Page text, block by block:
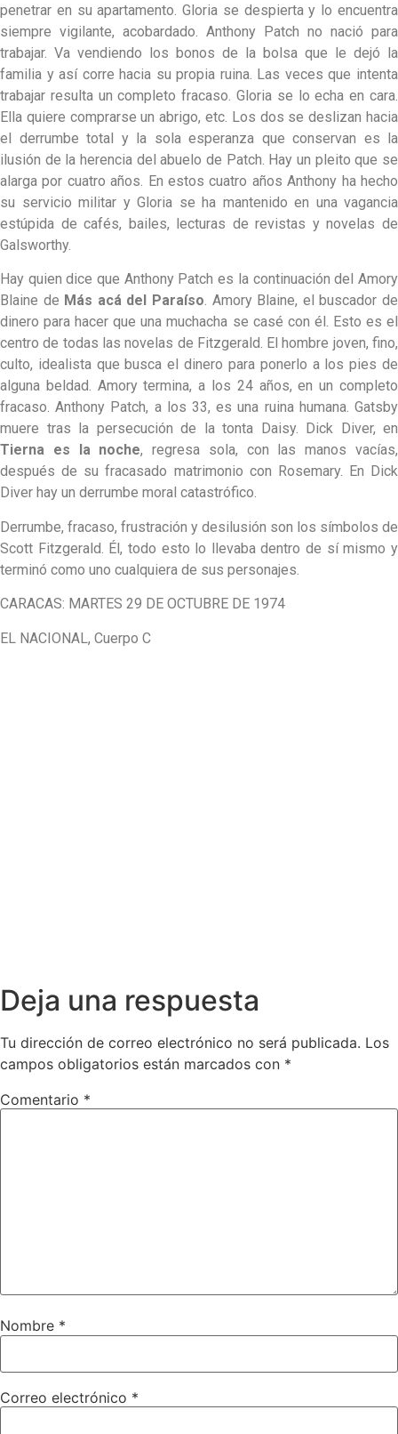
penetrar en su apartamento. Gloria se despierta y lo encuentra
siempre vigilante, acobardado. Anthony Patch no nació para
trabajar. Va vendiendo los bonos de la bolsa que le dejó la
familia y así corre hacia su propia ruina. Las veces que intenta
trabajar resulta un completo fracaso. Gloria se lo echa en cara.
Ella quiere comprarse un abrigo, etc. Los dos se deslizan hacia
el derrumbe total y la sola esperanza que conservan es la
ilusión de la herencia del abuelo de Patch. Hay un pleito que se
alarga por cuatro años. En estos cuatro años Anthony ha hecho
su servicio militar y Gloria se ha mantenido en una vagancia
estúpida de cafés, bailes, lecturas de revistas y novelas de
Galsworthy.
Hay quien dice que Anthony Patch es la continuación del Amory
Blaine de Más acá del Paraíso. Amory Blaine, el buscador de
dinero para hacer que una muchacha se casé con él. Esto es el
centro de todas las novelas de Fitzgerald. El hombre joven, fino,
culto, idealista que busca el dinero para ponerlo a los pies de
alguna beldad. Amory termina, a los 24 años, en un completo
fracaso. Anthony Patch, a los 33, es una ruina humana. Gatsby
muere tras la persecución de la tonta Daisy. Dick Diver, en
Tierna es la noche, regresa sola, con las manos vacías,
después de su fracasado matrimonio con Rosemary. En Dick
Diver hay un derrumbe moral catastrófico.
Derrumbe, fracaso, frustración y desilusión son los símbolos de
Scott Fitzgerald. Él, todo esto lo llevaba dentro de sí mismo y
terminó como uno cualquiera de sus personajes.
CARACAS: MARTES 29 DE OCTUBRE DE 1974
EL NACIONAL, Cuerpo C
Deja una respuesta
Tu dirección de correo electrónico no será publicada. Los
campos obligatorios están marcados con *
Comentario *
Nombre *
Correo electrónico *